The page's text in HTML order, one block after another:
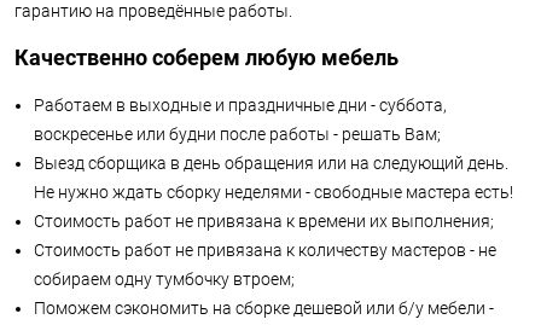
гарантию на проведённые работы.
Качественно соберем любую мебель
Работаем в выходные и праздничные дни - суббота,
воскресенье или будни после работы - решать Вам;
Выезд сборщика в день обращения или на следующий день.
Не нужно ждать сборку неделями - свободные мастера есть!
Стоимость работ не привязана к времени их выполнения;
Стоимость работ не привязана к количеству мастеров - не
собираем одну тумбочку втроем;
Поможем сэкономить на сборке дешевой или б/у мебели -